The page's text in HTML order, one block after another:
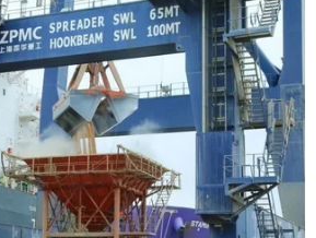
Bình Dương hướng dẫn, giải đáp các
khai báo thuế của doanh nghiệp tại
Báo Bình Dương)